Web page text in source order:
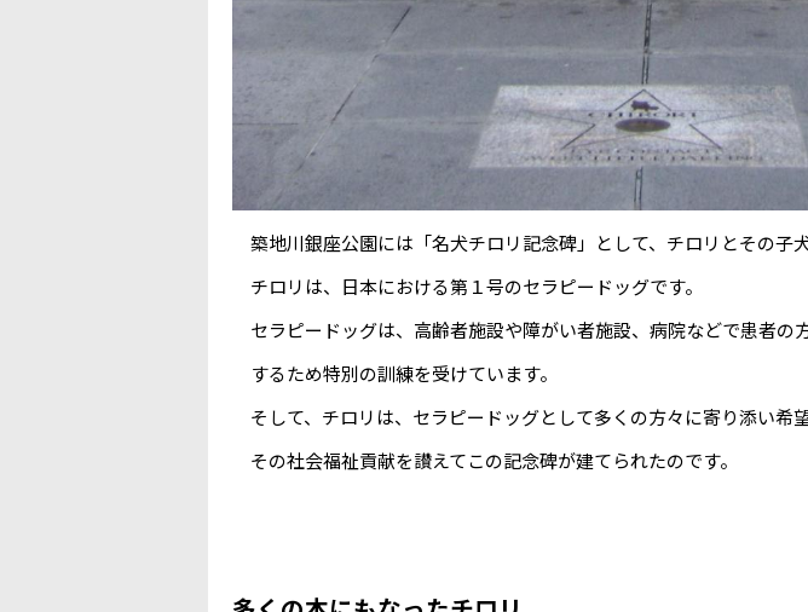
築地川銀座公園には「名犬チロリ記念碑」として、チロリとその子
チロリは、日本における第１号のセラピードッグです。
セラピードッグは、高齢者施設や障がい者施設、病院などで患者の
するため特別の訓練を受けています。
そして、チロリは、セラピードッグとして多くの方々に寄り添い希
その社会福祉貢献を讃えてこの記念碑が建てられたのです。